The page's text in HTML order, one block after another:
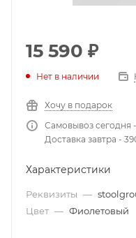
15 590 ₽
Нет в наличии
Хочу в подарок
Самовывоз сегодня
Доставка завтра -
Характеристики
Реквизиты —
Цвет — Фиолетовый